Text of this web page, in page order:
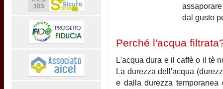
dal gusto
Perché l'acqua
L'acqua dura e il caffè o il tè
La durezza dell'acqua
e dalla durezza